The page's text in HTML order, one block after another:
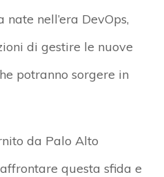
nell’era DevOps,
di gestire le nuove
potranno sorgere in
da Palo Alto
questa sfida e